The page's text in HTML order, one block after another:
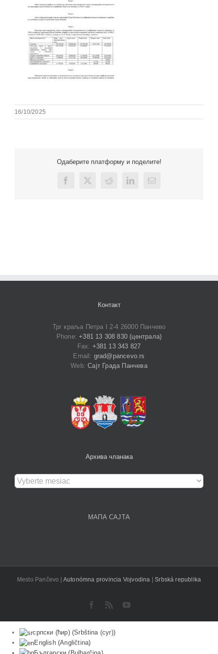
16/10/2025
Одаберите платформу и поделите!
Facebook
X Reddit LinkedInEmail
Контакт
Трг краља Петра I 2-4 26000 Панчево
Phone:+381 13 308 830 (централа)
Fax: +381 13 343 827
Email: grad@pancevo.rs
Web:Сајт Града Панчева
Архива чланака
Архива
чланака
МАПА САЈТА
Mesto Pančevo | Autonómna provincia Vojvodina |Srbská republika
Facebook
Rss YouTube
српски (ћир)(Srbština (cyr))
English(Angličtina)